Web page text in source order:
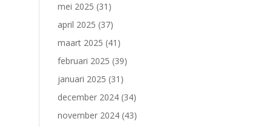
mei 2025 (31)
april 2025 (37)
maart 2025 (41)
februari 2025 (39)
januari 2025 (31)
december 2024 (34)
november 2024 (43)